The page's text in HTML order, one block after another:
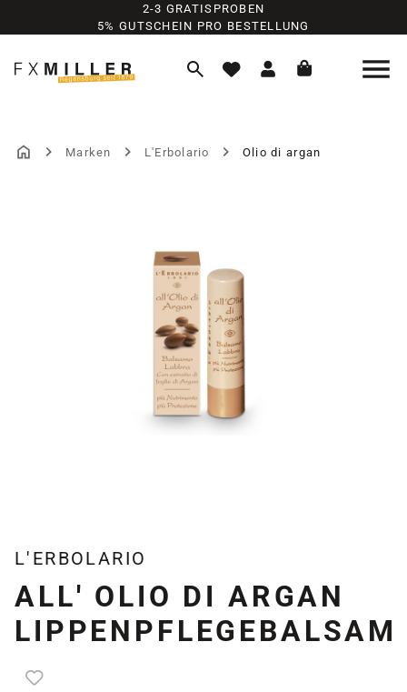
Zum Hauptinhalt springen
2-3 GRATISPROBEN
5% GUTSCHEIN PRO BESTELLUNG
Marken L'Erbolario Olio di argan
L'ERBOLARIO
ALL' OLIO DI ARGAN
LIPPENPFLEGEBALSAM